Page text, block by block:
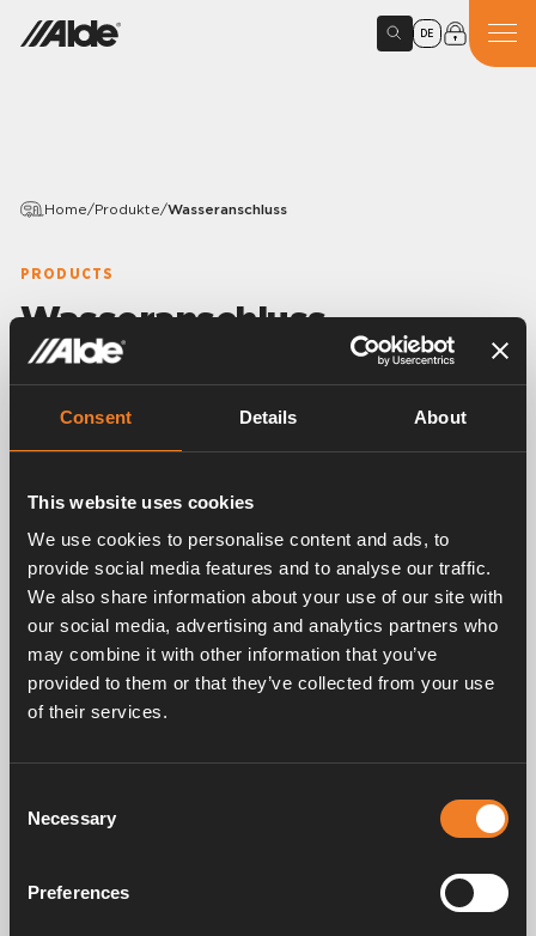
Consent Details About
This website uses cookies
We use cookies to personalise content and ads, to
provide social media features and to analyse our traffic.
We also share information about your use of our site with
our social media, advertising and analytics partners who
may combine it with other information that you’ve
provided to them or that they’ve collected from your use
of their services.
Selection
Necessary
Preferences
DE
Home/Produkte/Wasseranschluss
PRODUCTS
Wasseranschluss
Variants
Drainageschlauch.
Passend für alles Compact 3000 und 3010 bis
einschließlich Seriennummer 91458.